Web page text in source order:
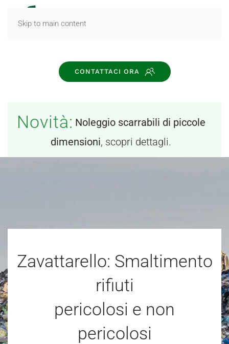
Skip to main content
CONTATTACI ORA
Novità: Noleggio scarrabili di piccole
dimensioni, scopri dettagli.
Zavattarello: Smaltimento
rifiuti
pericolosi e non
pericolosi